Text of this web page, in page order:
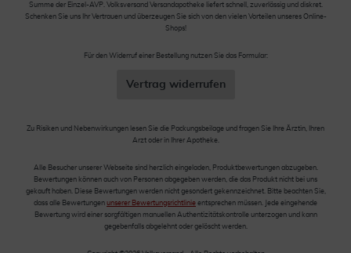
Summe der Einzel-AVP. Volksversand Versandapotheke liefert schnell, zuverlässig und diskret.
Schenken Sie uns Ihr Vertrauen und überzeugen Sie sich von den vielen Vorteilen unseres Online-
Shops!
Für den Widerruf einer Bestellung nutzen Sie das Formular:
Vertrag widerrufen
Zu Risiken und Nebenwirkungen lesen Sie die Packungsbeilage und fragen Sie Ihre Ärztin, Ihren
Arzt oder in Ihrer Apotheke.
Alle Besucher unserer Webseite sind herzlich eingeladen, Produktbewertungen abzugeben.
Bewertungen können auch von Personen abgegeben werden, die das Produkt nicht bei uns
gekauft haben. Diese Bewertungen werden nicht gesondert gekennzeichnet. Bitte beachten Sie,
dass alle Bewertungen unserer Bewertungsrichtlinie entsprechen müssen. Jede eingehende
Bewertung wird einer sorgfältigen manuellen Authentizitätskontrolle unterzogen und kann
gegebenfalls abgelehnt oder gelöscht werden.